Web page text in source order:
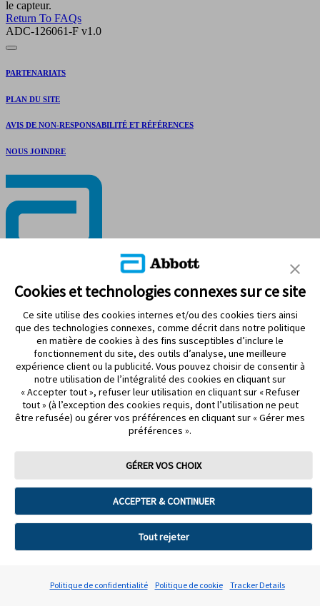
le capteur.
Return To FAQs
ADC-126061-F v1.0
PARTENARIATS
PLAN DU SITE
AVIS DE NON-RESPONSABILITÉ ET RÉFÉRENCES
NOUS JOINDRE
Modalités d’utilisation
Politique de confidentialité
Énoncé d’accessibilité
Préférences de cookies
©2026 Abbott. Tous droits réservés. La forme circulaire du boîtier
du capteur, FreeStyle, Libre et les marques connexes sont des
Vous allez maintenant quitter un site Web d’Abbott Canada, un
site administré par Abbott.
Vous allez être redirigé vers le site Web d’un tiers, non administré
par Abbott.Abbott n’est pas responsable du contenu de ce site ou
des liens qu’il contient. Abbott ne vous fournit ces liens que pour
Cookies et technologies connexes sur ce site
Ce site utilise des cookies internes et/ou des cookies tiers ainsi
que des technologies connexes, comme décrit dans notre politique
en matière de cookies à des fins susceptibles d’inclure le
fonctionnement du site, des outils d’analyse, une meilleure
expérience client ou la publicité. Vous pouvez choisir de consentir à
notre utilisation de l’intégralité des cookies en cliquant sur
« Accepter tout », refuser leur utilisation en cliquant sur « Refuser
tout » (à l’exception des cookies requis, dont l’utilisation ne peut
être refusée) ou gérer vos préférences en cliquant sur « Gérer mes
préférences ».
GÉRER VOS CHOIX
ACCEPTER & CONTINUER
Tout rejeter
Politique de confidentialité Politique de cookie Tracker Details